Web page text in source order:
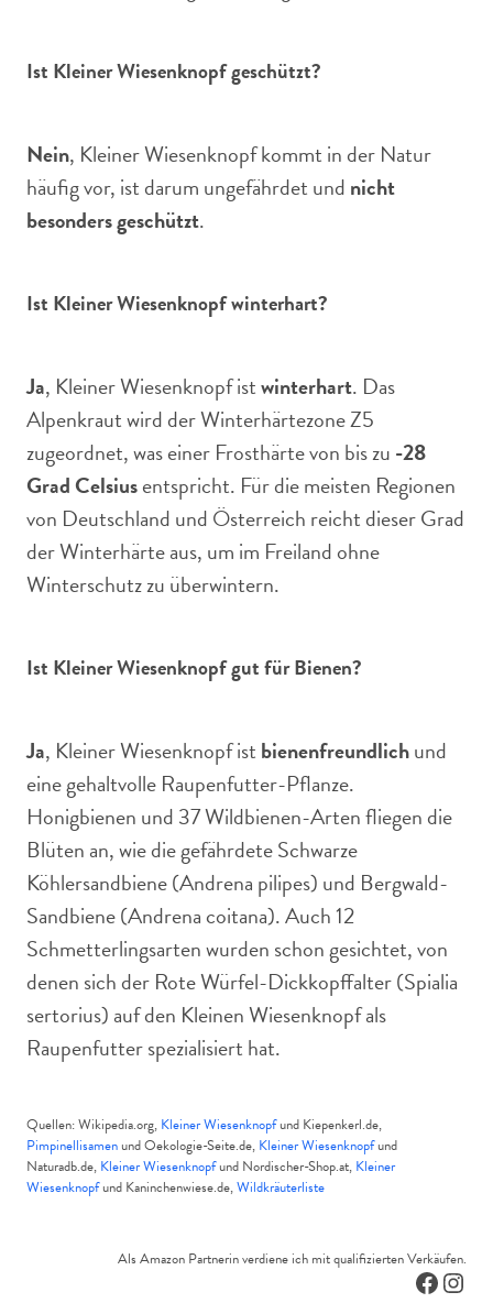
Ist Kleiner Wiesenknopf geschützt?
Nein, Kleiner Wiesenknopf kommt in der Natur
häufig vor, ist darum ungefährdet und nicht
besonders geschützt.
Ist Kleiner Wiesenknopf winterhart?
Ja, Kleiner Wiesenknopf istwinterhart. Das
Alpenkraut wird der Winterhärtezone Z5
zugeordnet, was einer Frosthärte von bis zu -28
Grad Celsiusentspricht. Für die meisten Regionen
von Deutschland und Österreich reicht dieser Grad
der Winterhärte aus, um im Freiland ohne
Winterschutz zu überwintern.
Ist Kleiner Wiesenknopf gut für Bienen?
Ja, Kleiner Wiesenknopf ist bienenfreundlichund
eine gehaltvolle Raupenfutter-Pflanze.
Honigbienen und 37 Wildbienen-Arten fliegen die
Blüten an, wie die gefährdete Schwarze
Köhlersandbiene (Andrena pilipes) und Bergwald-
Sandbiene (Andrena coitana). Auch 12
Schmetterlingsarten wurden schon gesichtet, von
denen sich der Rote Würfel-Dickkopffalter (Spialia
sertorius) auf den Kleinen Wiesenknopf als
Raupenfutter spezialisiert hat.
Quellen: Wikipedia.org, Kleiner Wiesenknopfund Kiepenkerl.de,
Pimpinellisamenund Oekologie-Seite.de, Kleiner Wiesenknopfund
Naturadb.de, Kleiner Wiesenknopfund Nordischer-Shop.at, Kleiner
Wiesenknopfund Kaninchenwiese.de,Wildkräuterliste
Als Amazon Partnerin verdiene ich mit qualifizierten Verkäufen.